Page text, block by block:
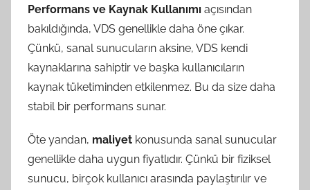
Performans ve Kaynak Kullanımı açısından
bakıldığında, VDS genellikle daha öne çıkar.
Çünkü, sanal sunucuların aksine, VDS kendi
kaynaklarına sahiptir ve başka kullanıcıların
kaynak tüketiminden etkilenmez. Bu da size daha
stabil bir performans sunar.
Öte yandan, maliyet konusunda sanal sunucular
genellikle daha uygun fiyatlıdır. Çünkü bir fiziksel
sunucu, birçok kullanıcı arasında paylaştırılır ve